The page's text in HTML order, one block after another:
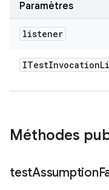
Paramètres
listener
ITestInvocation
Méthodes
testAssumption